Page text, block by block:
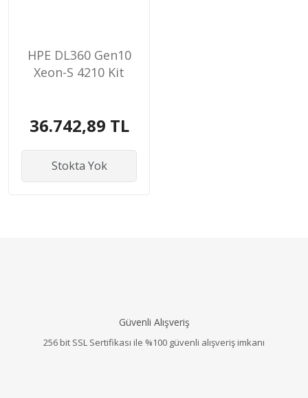
HPE DL360 Gen10
Xeon-S 4210 Kit
36.742,89 TL
Stokta Yok
Güvenli Alışveriş
256 bit SSL Sertifikası ile %100 güvenli alışveriş imkanı